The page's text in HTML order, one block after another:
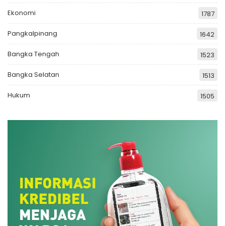
Ekonomi 1787
Pangkalpinang 1642
Bangka Tengah 1523
Bangka Selatan 1513
Hukum 1505